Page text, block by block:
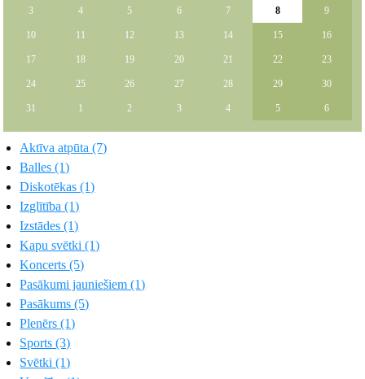
3 4 5 6 7 8 9
10 11 12 13 14 15 16
17 18 19 20 21 22 23
24 25 26 27 28 29 30
31 1 2 3 4 5 6
Aktīva atpūta (7)
Balles (1)
Diskotēkas (1)
Izglītība (1)
Izstādes (1)
Kapu svētki (1)
Koncerts (5)
Pasākumi jauniešiem (1)
Pasākums (5)
Plenērs (1)
Sports (3)
Svētki (1)